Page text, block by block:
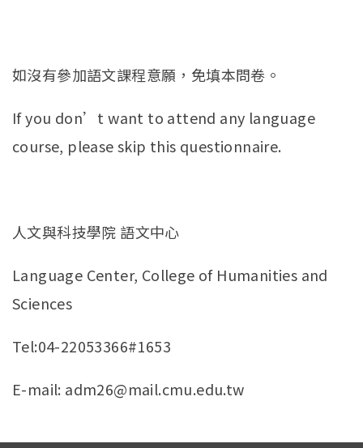
如沒有參加語文課程意願，免填本問卷。
If you don’t want to attend any language
course, please skip this questionnaire.
人文與科技學院 語文中心
Language Center, College of Humanities and
Sciences
Tel:04-22053366#1653
E-mail: adm26@mail.cmu.edu.tw